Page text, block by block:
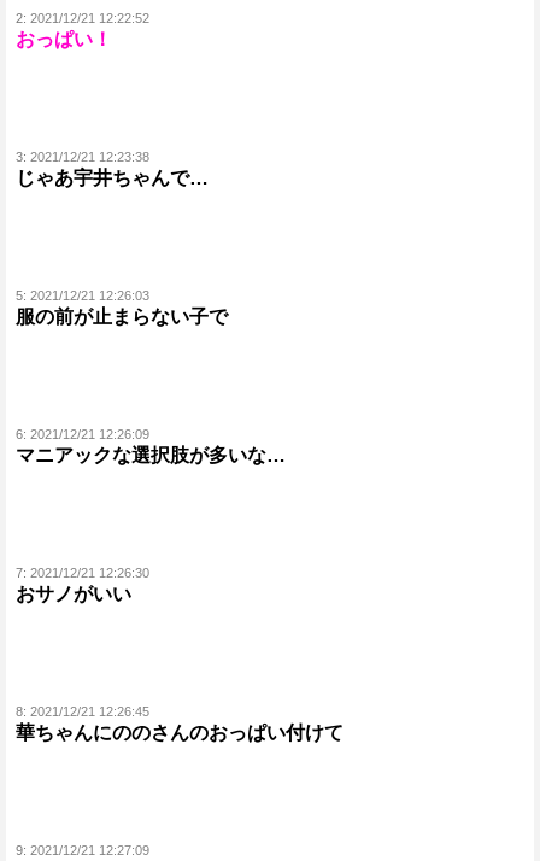
2: 2021/12/21 12:22:52
おっぱい！
3: 2021/12/21 12:23:38
じゃあ宇井ちゃんで…
5: 2021/12/21 12:26:03
服の前が止まらない子で
6: 2021/12/21 12:26:09
マニアックな選択肢が多いな…
7: 2021/12/21 12:26:30
おサノがいい
8: 2021/12/21 12:26:45
華ちゃんにののさんのおっぱい付けて
9: 2021/12/21 12:27:09